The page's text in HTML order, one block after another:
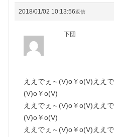
2018/01/02 10:13:56返信
下団
ええでぇ～(V)o￥o(V)ええ
(V)o￥o(V)
ええでぇ～(V)o￥o(V)ええ
(V)o￥o(V)
ええでぇ～(V)o￥o(V)ええ